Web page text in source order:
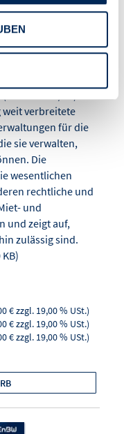
verbreitete
für die
sie verwalten,
Die
wesentlichen
rechtliche und
und
und zeigt auf,
zulässig sind.
€ zzgl. 19,00 % USt.)
€ zzgl. 19,00 % USt.)
€ zzgl. 19,00 % USt.)